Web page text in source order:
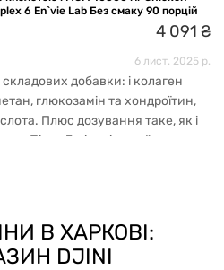
— декому він
І помітного «вау-ефекту» (типу
буде — ефект поступовий.
треба зберігати в
інакше свіжість може
6 En`vie Lab Без смаку 90 порцій
4 091 ₴
6 лист. 2025 р.
добавки: і колаген
глюкозамін та хондроїтин,
Плюс дозування таке, як і
Після 3 місяців прийому
відчуття легкості, немає
В ХАРКОВІ:
DJINI